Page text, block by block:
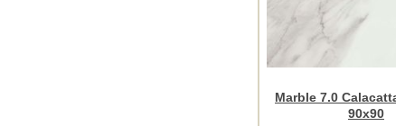
Marble 7.0 Calacatta
90x90